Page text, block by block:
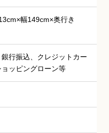
幅149cm×奥行き
行振込、クレジットカー
ョッピングローン等